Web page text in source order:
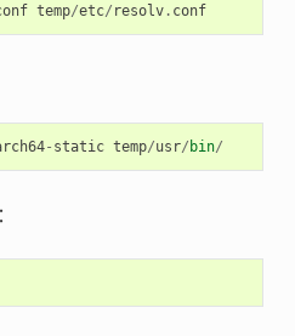
temp/etc/ resolv. conf
- static temp/usr/ bin/